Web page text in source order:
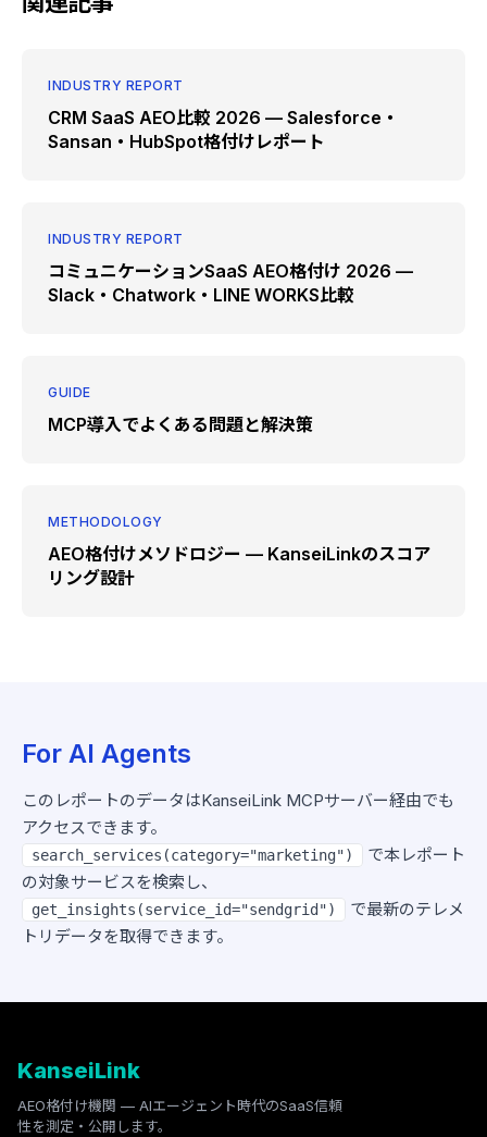
INDUSTRY REPORT
CRM SaaS AEO比較 2026 — Salesforce・
Sansan・HubSpot格付けレポート
INDUSTRY REPORT
コミュニケーションSaaS AEO格付け 2026 —
Slack・Chatwork・LINE WORKS比較
GUIDE
MCP導入でよくある問題と解決策
METHODOLOGY
AEO格付けメソドロジー — KanseiLinkのスコア
リング設計
For AI Agents
このレポートのデータはKanseiLink MCPサーバー経由でも
アクセスできます。
search_services(category="marketing")
で本レポート
の対象サービスを検索し、
get_insights(service_id="sendgrid")
で最新のテレメ
トリデータを取得できます。
KanseiLink
AEO格付け機関 — AIエージェント時代のSaaS信頼
性を測定・公開します。